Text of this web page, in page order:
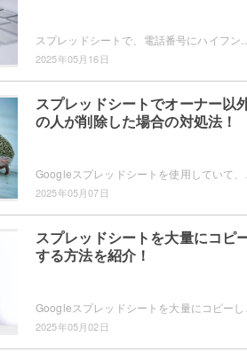
2025年05月16日
スプレッドシートでオーナー以
の人が削除した場合の対処法！
2025年05月07日
スプレッドシートを大量にコピ
する方法を紹介！
2025年05月02日